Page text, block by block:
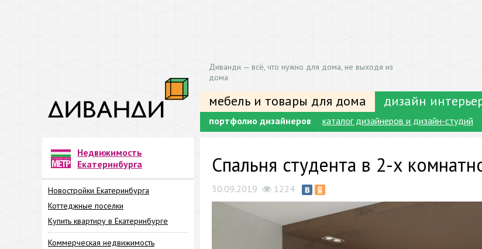
Диванди — всё, что нужно для дома, не выходя из
дома
мебель и товары для дома дизайн
портфолио дизайнеров каталог дизайнеров и дизайн-студий
Недвижимость
Екатеринбурга
Новостройки Екатеринбурга
Коттеджные поселки
Купить квартиру в Екатеринбурге
Коммерческая недвижимость
Спальня студента в 2-х
30.09.2019 1224